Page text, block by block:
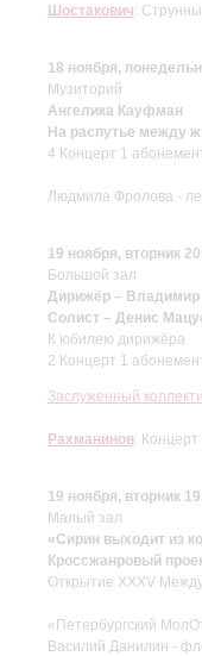
Шостакович:
18 ноября,
Музиторий
Ангелика Кауфман
На распутье между
4 Концерт 1
Людмила Фролова -
19 ноября, вторник
Большой зал
Дирижёр – Владимир
Солист – Денис
К юбилею дирижёра
2 Концерт 1
Заслуженный
Рахманинов:
19 ноября, вторник
Малый зал
«Сирин выходит из
Кроссжанровый
Открытие ХХХV
«Петербургский
Василий Данилин -